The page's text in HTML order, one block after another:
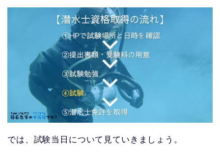
では、試験当日について見ていきましょう。